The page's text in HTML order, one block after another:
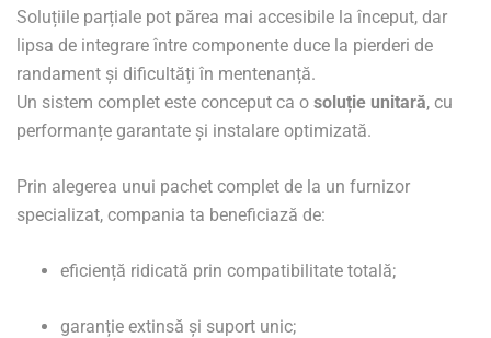
Soluțiile parțiale pot părea mai accesibile la început, dar
lipsa de integrare între componente duce la pierderi de
randament și dificultăți în mentenanță.
Un sistem complet este conceput ca o soluție unitară, cu
performanțe garantate și instalare optimizată.
Prin alegerea unui pachet complet de la un furnizor
specializat, compania ta beneficiază de:
eficiență ridicată prin compatibilitate totală;
garanție extinsă și suport unic;